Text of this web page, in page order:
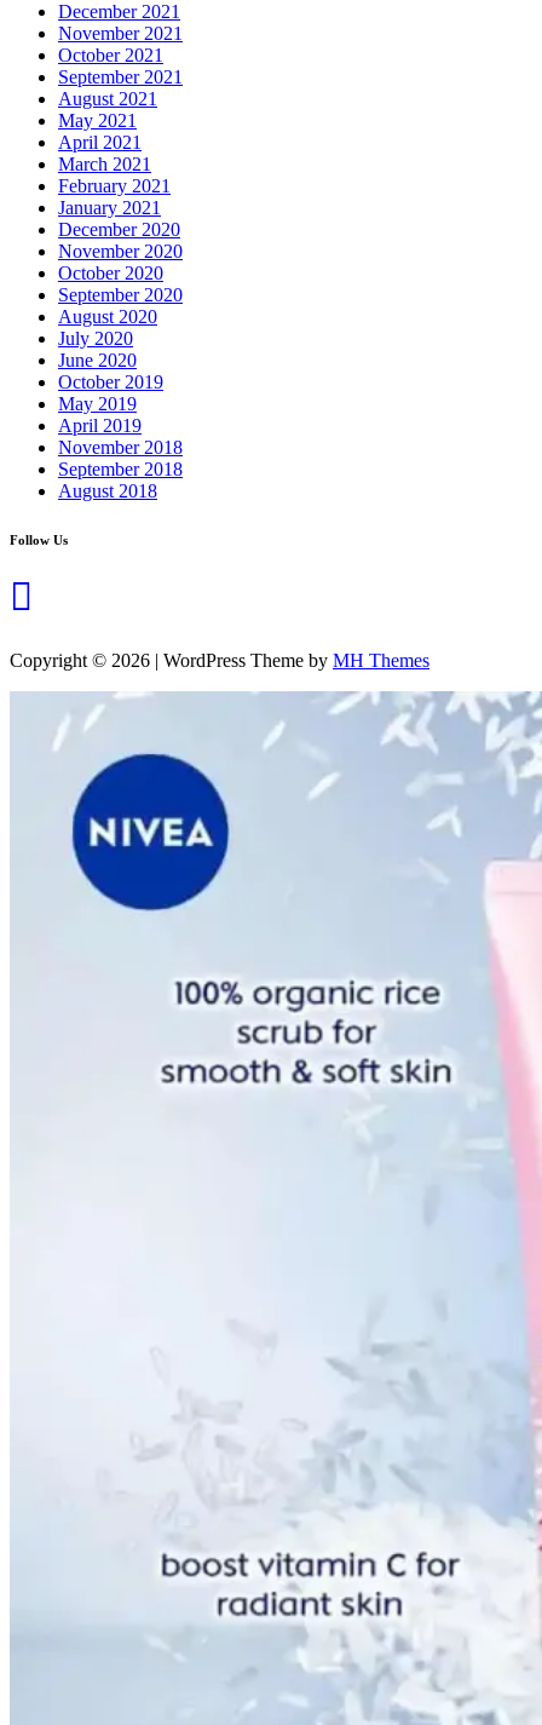
December 2021
November 2021
October 2021
September 2021
August 2021
May 2021
April 2021
March 2021
February 2021
January 2021
December 2020
November 2020
October 2020
September 2020
August 2020
July 2020
June 2020
October 2019
May 2019
April 2019
November 2018
September 2018
August 2018
Follow Us
Copyright © 2026 | WordPress Theme by MH Themes